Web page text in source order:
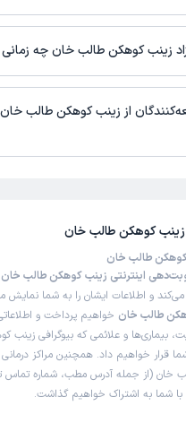
ارائه ویزیت آنلاین توسط زینب
اطلاعات دقیق‌تر، لطفاً با مطب تماس
زینب کوهکن طالب خان چه
بیمار جدید می‌پذیرند.
از زینب کوهکن طالب
زینب کوهکن طالب خان
کوهکن طالب خان
و اطلاعات ایشان را به شما نمایش
طالب خان خواهیم پرداخت و
بیماری‌ها و علائمی که بیوگرافی زینب
قرار خواهیم داد. همچنین مراکز
خان (از جمله آدرس مطب، شماره تماس
با شما به اشتراک خواهیم گذاشت.